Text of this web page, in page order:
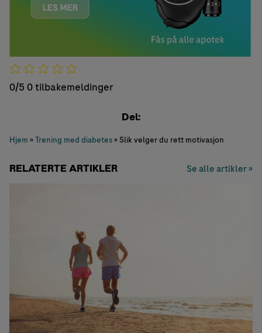
0/5 0 tilbakemeldinger
Del:
Hjem »Trening med diabetes» Slik velger du rett motivasjon
RELATERTE ARTIKLER Se alle artikler »